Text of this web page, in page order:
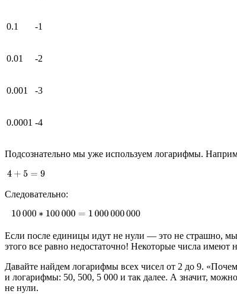
0.1 -1
0.01 -2
0.001 -3
0.0001 -4
Подсознательно мы уже используем логарифмы.
Следовательно:
Если после единицы идут не нули — это не страшно,
этого все равно недостаточно! Некоторые числа имеют
Давайте найдем логарифмы всех чисел от 2 до 9.
и логарифмы: 50, 500, 5 000 и так далее. А значит,
не нули.